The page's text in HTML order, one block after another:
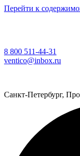
Перейти к
8 800 511-44-31
ventico@inbox.ru
Санкт-Петербург,